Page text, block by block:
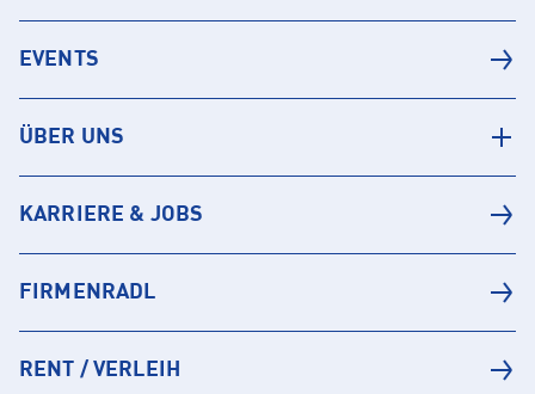
EVENTS
ÜBER UNS
KARRIERE & JOBS
FIRMENRADL
RENT / VERLEIH